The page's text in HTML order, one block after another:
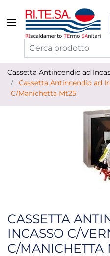
Open menu
Cassetta Antincendio ad
Cassetta Antincendio ad
C/Manichetta Mt25
CASSETTA
INCASSO C/
C/MANICHETTA